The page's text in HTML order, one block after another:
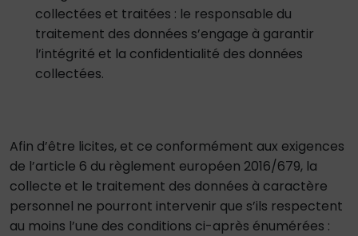
collectées et traitées : le responsable du
traitement des données s’engage à garantir
l’intégrité et la confidentialité des données
collectées.
Afin d’être licites, et ce conformément aux exigences
de l’article 6 du règlement européen 2016/679, la
collecte et le traitement des données à caractère
personnel ne pourront intervenir que s’ils respectent
au moins l’une des conditions ci-après énumérées :